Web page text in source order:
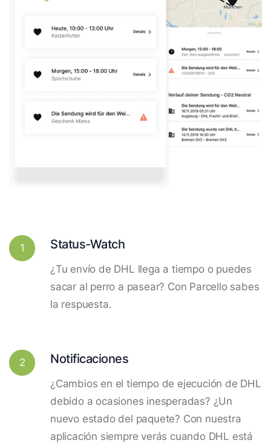
1 Status-Watch
¿Tu envío de DHL llega a tiempo o puedes
sacar al perro a pasear? Con Parcello sabes
la respuesta.
2 Notificaciones
¿Cambios en el tiempo de ejecución de DHL
debido a ocasiones inesperadas? ¿Un
nuevo estado del paquete? Con nuestra
aplicación siempre verás cuando DHL está